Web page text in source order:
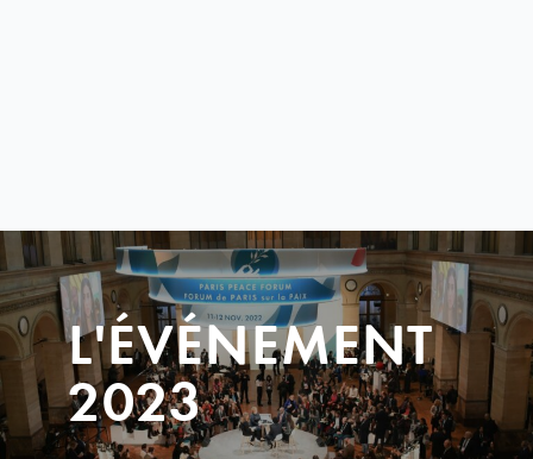
L'ÉVÉNEMENT
2023